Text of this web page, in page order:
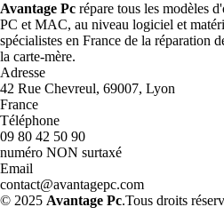
Avantage Pc répare tous les modèles
PC et MAC, au niveau logiciel et
spécialistes en France de la réparation
la carte-mère.
Adresse
42 Rue Chevreul, 69007, Lyon
France
Téléphone
09 80 42 50 90
numéro NON surtaxé
Email
contact@avantagepc.com
© 2025 Avantage Pc.Tous droits